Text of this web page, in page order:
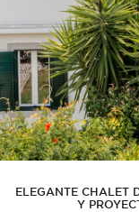
ELEGANTE CHALET
Y